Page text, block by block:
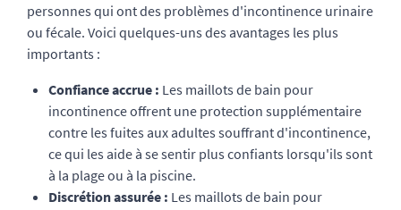
personnes qui ont des problèmes d'incontinence urinaire
ou fécale. Voici quelques-uns des avantages les plus
importants :
Confiance accrue : Les maillots de bain pour
incontinence offrent une protection supplémentaire
contre les fuites aux adultes souffrant d'incontinence,
ce qui les aide à se sentir plus confiants lorsqu'ils sont
à la plage ou à la piscine.
Discrétion assurée : Les maillots de bain pour